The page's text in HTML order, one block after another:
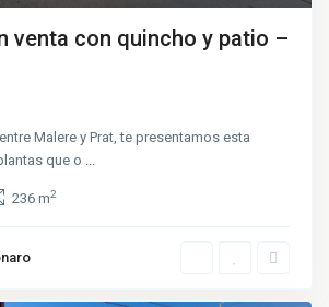
venta con quincho y patio –
Malere y Prat, te presentamos esta
que o
236 m2